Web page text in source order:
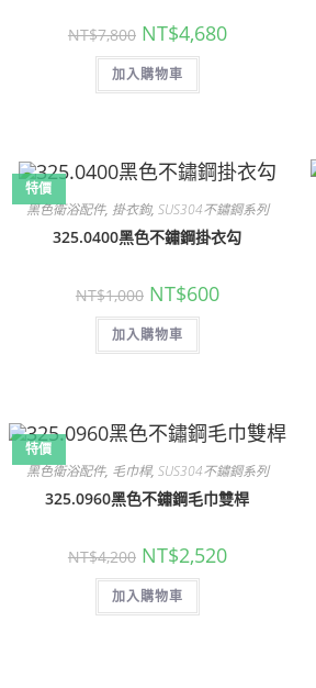
NT$7,800 原
始
價
格：
NT$7,800。
NT$4,680目
前
加入購物車
特價
黑色衛浴配件, 掛衣鉤, SUS304不鏽鋼系列
325.0400黑色不鏽鋼掛衣勾
NT$1,000 原
始
價
格：
NT$1,000。
NT$600目
前
加入購物車
特價
黑色衛浴配件, 毛巾桿, SUS304不鏽鋼系列
325.0960黑色不鏽鋼毛巾雙桿
NT$4,200 原
始
價
格：
NT$4,200。
NT$2,520目
前
加入購物車